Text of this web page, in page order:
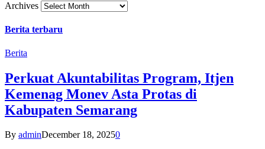
Archives
Berita terbaru
Berita
Perkuat Akuntabilitas Program, Itjen
Kemenag Monev Asta Protas di
Kabupaten Semarang
By adminDecember 18, 20250